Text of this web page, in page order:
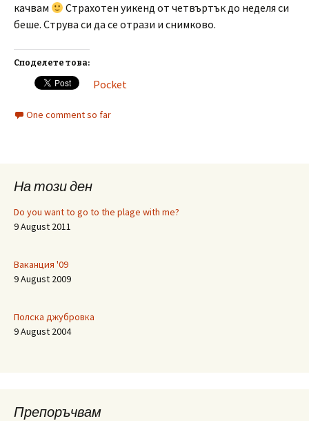
качвам
Страхотен уикенд от четвъртък до неделя си
беше. Струва си да се отрази и снимково.
Споделете това:
Pocket
One comment so far
На този ден
Do you want to go to the plage with me?
9 August 2011
Ваканция '09
9 August 2009
Полска джубровка
9 August 2004
Препоръчвам